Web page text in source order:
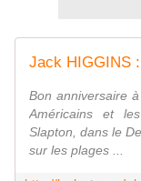
Bon anniversaire
Américains et
Slapton, dans le
sur les plages ...